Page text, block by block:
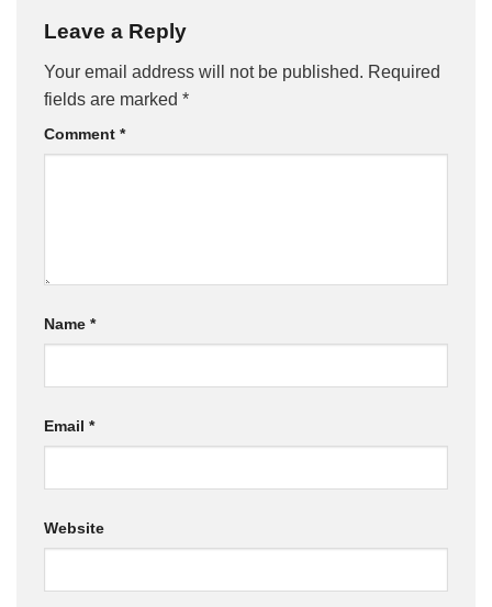
Leave a Reply
Your email address will not be published. Required
fields are marked *
Comment *
Name *
Email *
Website